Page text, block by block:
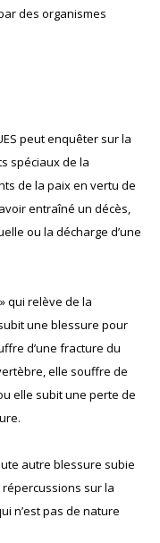
des organismes
peut enquêter sur la
spéciaux de la
de la paix en vertu de
entraîné un décès,
ou la décharge d’une
qui relève de la
une blessure pour
d’une fracture du
elle souffre de
elle subit une perte de
autre blessure subie
sur la
n’est pas de nature